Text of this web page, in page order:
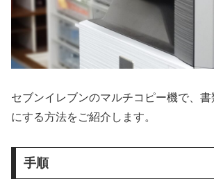
セブンイレブンのマルチコピー機で、
にする方法をご紹介します。
手順